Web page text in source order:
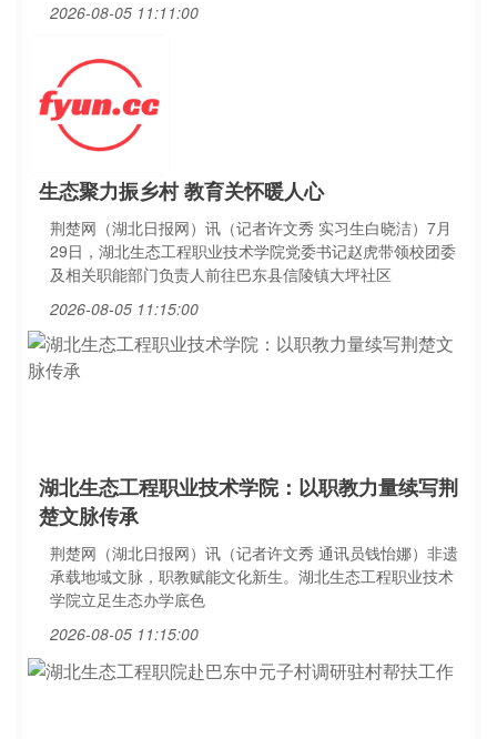
2026-08-05 11:11:00
生态聚力振乡村 教育关怀暖人心
荆楚网（湖北日报网）讯（记者许文秀 实习生白晓洁）7月
29日，湖北生态工程职业技术学院党委书记赵虎带领校团委
及相关职能部门负责人前往巴东县信陵镇大坪社区
2026-08-05 11:15:00
湖北生态工程职业技术学院：以职教力量续写荆
楚文脉传承
荆楚网（湖北日报网）讯（记者许文秀 通讯员钱怡娜）非遗
承载地域文脉，职教赋能文化新生。湖北生态工程职业技术
学院立足生态办学底色
2026-08-05 11:15:00